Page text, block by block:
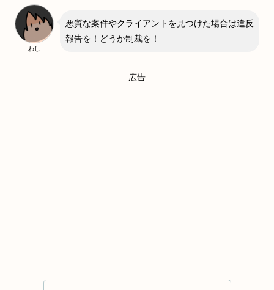
わし
悪質な案件やクライアントを見つけた場合は違反
報告を！どうか制裁を！
広告